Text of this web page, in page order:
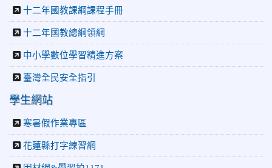
十二年國教課綱課程手冊
十二年國教總綱領綱
中小學數位學習精進方案
臺灣全民安全指引
學生網站
寒暑假作業專區
花蓮縣打字練習網